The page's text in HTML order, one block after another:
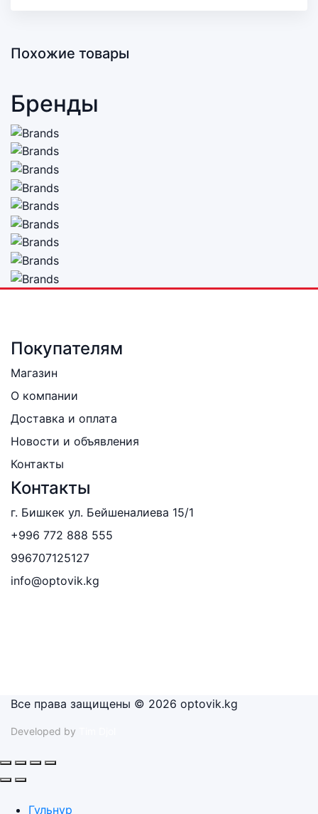
Похожие товары
Бренды
Покупателям
Магазин
О компании
Доставка и оплата
Новости и объявления
Контакты
Контакты
г. Бишкек ул. Бейшеналиева 15/1
+996 772 888 555
996707125127
info@optovik.kg
Все права защищены © 2026 optovik.kg
Developed by
Гульнур